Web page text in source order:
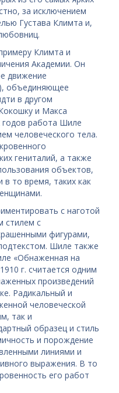
за исключением
Густава Климта и,
Климта и
Академии. Он
движение
объединяющее
в другом
и Макса
годов работа Шиле
человеческого тела.
гениталий, а также
объектов,
то время, таких как
с наготой
стилем с
фигурами,
Шиле также
«Обнаженная на
г. считается одним
произведений
Радикальный и
человеческой
так и
образец и стиль
и порождение
линиями и
выражения. В то
его работ